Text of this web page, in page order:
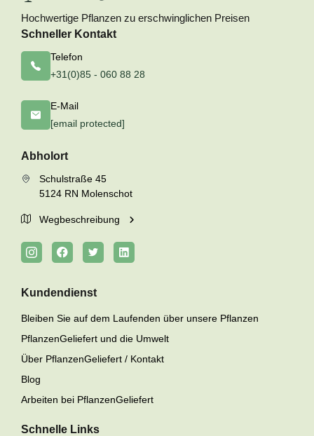
Hochwertige Pflanzen zu erschwinglichen Preisen
Schneller Kontakt
Telefon
+31(0)85 - 060 88 28
E-Mail
[email protected]
Abholort
Schulstraße 45
5124 RN Molenschot
Wegbeschreibung
Kundendienst
Bleiben Sie auf dem Laufenden über unsere Pflanzen
PflanzenGeliefert und die Umwelt
Über PflanzenGeliefert / Kontakt
Blog
Arbeiten bei PflanzenGeliefert
Schnelle Links